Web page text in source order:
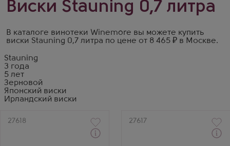
Виски Stauning 0,7 литра
В каталоге винотеки Winemore вы можете купить
виски Stauning 0,7 литра по цене от 8 465 ₽ в Москве.
Stauning
3 года
5 лет
Зерновой
Японский виски
Ирландский виски
Артикул
27618 Артикул
27617